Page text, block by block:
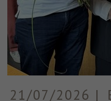
21/07/2026 |